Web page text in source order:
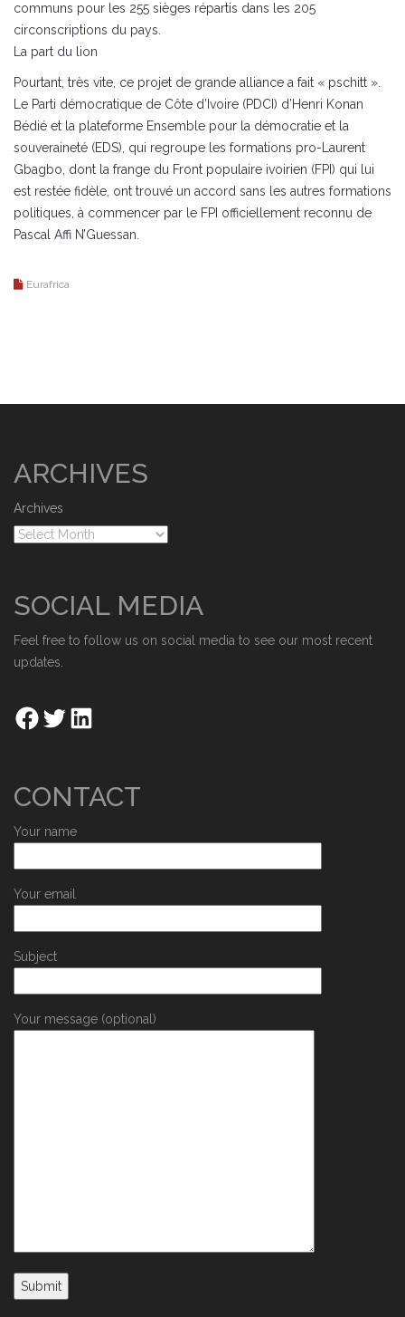
communs pour les 255 sièges répartis dans les 205
circonscriptions du pays.
La part du lion
Pourtant, très vite, ce projet de grande alliance a fait « pschitt ».
Le Parti démocratique de Côte d’Ivoire (PDCI) d’Henri Konan
Bédié et la plateforme Ensemble pour la démocratie et la
souveraineté (EDS), qui regroupe les formations pro-Laurent
Gbagbo, dont la frange du Front populaire ivoirien (FPI) qui lui
est restée fidèle, ont trouvé un accord sans les autres formations
politiques, à commencer par le FPI officiellement reconnu de
Pascal Affi N’Guessan.
Eurafrica
ARCHIVES
Archives
SOCIAL MEDIA
Feel free to follow us on social media to see our most recent
updates.
CONTACT
Your name
Your email
Subject
Your message (optional)